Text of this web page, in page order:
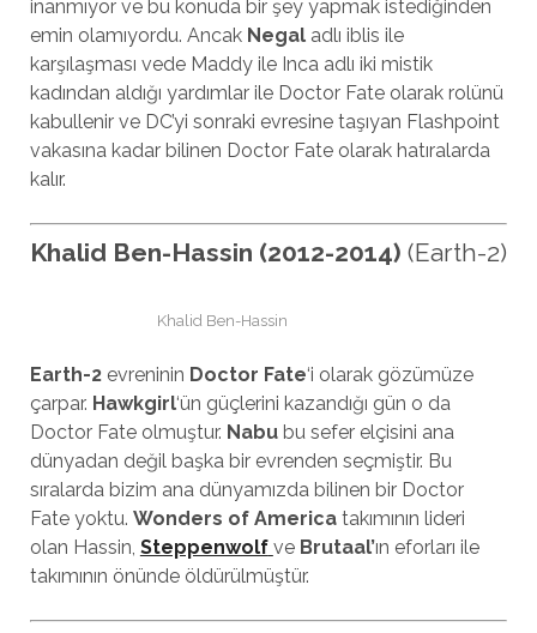
inanmıyor ve bu konuda bir şey yapmak istediğinden
emin olamıyordu. Ancak Negaladlı iblis ile
karşılaşması vede Maddy ile Inca adlı iki mistik
kadından aldığı yardımlar ile Doctor Fate olarak rolünü
kabullenir ve DC’yi sonraki evresine taşıyan Flashpoint
vakasına kadar bilinen Doctor Fate olarak hatıralarda
kalır.
Khalid Ben-Hassin (2012-2014) (Earth-2)
Khalid Ben-Hassin
Earth-2evreninin Doctor Fate‘i olarak gözümüze
çarpar. Hawkgirl‘ün güçlerini kazandığı gün o da
Doctor Fate olmuştur. Nabubu sefer elçisini ana
dünyadan değil başka bir evrenden seçmiştir. Bu
sıralarda bizim ana dünyamızda bilinen bir Doctor
Fate yoktu. Wonders of Americatakımının lideri
olan Hassin, Steppenwolf ve Brutaal’ın eforları ile
takımının önünde öldürülmüştür.